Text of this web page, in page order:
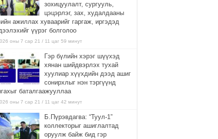
зохицуулалт, сургууль,
цэцэрлэг, зах, худалдааны
ажиллах хуваарийг гаргаж, иргэдэд
үүрэг болголоо
оны 7 сар 21 / 11 цаг 59 минут
Гэр бүлийн хэрэг шүүхэд
хянан шийдвэрлэх тухай
хуулиар хүүхдийн дээд ашиг
сонирхлыг нэн тэргүүнд
баталгаажууллаа
оны 7 сар 21 / 11 цаг 42 минут
Б.Пүрэвдагва: “Туул-1”
коллекторыг ашиглалтад
оруулж байж бид гэр